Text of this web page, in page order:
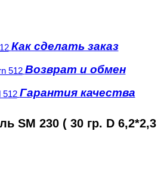
Как сделать заказ
Возврат и обмен
Гарантия качества
SM 230 ( 30 гр. D 6,2*2,3